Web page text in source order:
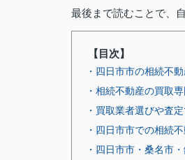
最後まで読むことで、
【目次】
・四日市市の相続不
・相続不動産の買取
・買取業者選びや査
・四日市市での相続
・四日市市・桑名市